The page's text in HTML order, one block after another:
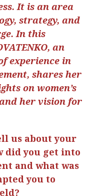
It is an area
strategy, and
In this
an
experience in
shares her
on women’s
her vision for
us about your
did you get into
and what was
you to